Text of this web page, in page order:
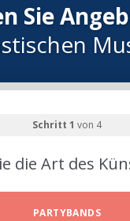
Sie
Schritt 1 von 4
die Art des
PARTYBANDS